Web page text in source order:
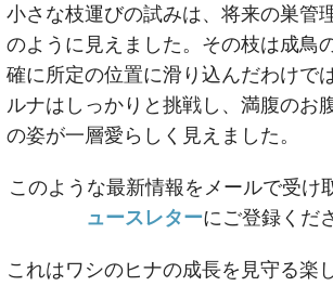
小さな枝運びの試みは、将来の巣管
のように見えました。その枝は成鳥
確に所定の位置に滑り込んだわけで
ルナはしっかりと挑戦し、満腹のお
の姿が一層愛らしく見えました。
このような最新情報をメールで受け
ュースレターにご登録くだ
これはワシのヒナの成長を見守る楽